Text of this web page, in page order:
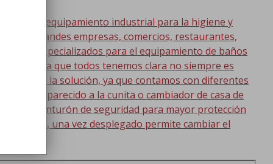
tipo de equipamiento industrial para la higiene y
para grandes empresas, comercios, restaurantes,
especializados para el equipamiento de baños
Esta idea que todos tenemos clara no siempre es
tenemos la solución, ya que contamos con diferentes
lo más parecido a la cunita o cambiador de casa de
con un cinturón de seguridad para mayor protección
la pared, una vez desplegado permite cambiar el